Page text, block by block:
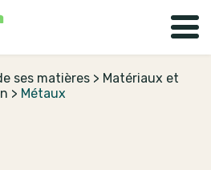
ses matières > Matériaux et
> Métaux